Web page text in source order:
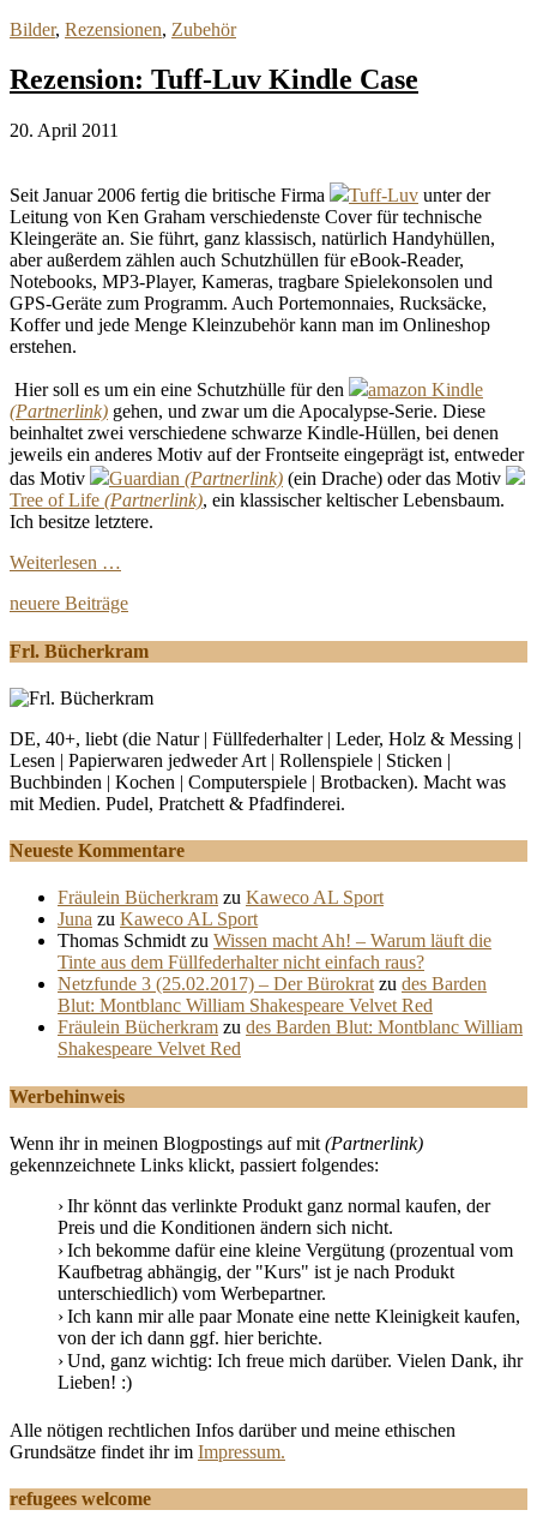
Bilder, Rezensionen, Zubehör
Rezension: Tuff-Luv Kindle Case
20. April 2011
Seit Januar 2006 fertig die britische Firma Tuff-Luv unter der
Leitung von Ken Graham verschiedenste Cover für technische
Kleingeräte an. Sie führt, ganz klassisch, natürlich Handyhüllen,
aber außerdem zählen auch Schutzhüllen für eBook-Reader,
Notebooks, MP3-Player, Kameras, tragbare Spielekonsolen und
GPS-Geräte zum Programm. Auch Portemonnaies, Rucksäcke,
Koffer und jede Menge Kleinzubehör kann man im Onlineshop
erstehen.
Hier soll es um ein eine Schutzhülle für den
amazon Kindle
gehen, und zwar um die Apocalypse-Serie. Diese
beinhaltet zwei verschiedene schwarze Kindle-Hüllen, bei denen
jeweils ein anderes Motiv auf der Frontseite eingeprägt ist, entweder
das Motiv
Guardian
(ein Drache) oder das Motiv
Tree of Life
, ein klassischer keltischer Lebensbaum.
Ich besitze letztere.
Weiterlesen …
neuere Beiträge
Frl. Bücherkram
DE, 40+, liebt (die Natur | Füllfederhalter | Leder, Holz & Messing |
Lesen | Papierwaren jedweder Art | Rollenspiele | Sticken |
Buchbinden | Kochen | Computerspiele | Brotbacken). Macht was
mit Medien. Pudel, Pratchett & Pfadfinderei.
Neueste Kommentare
Fräulein Bücherkram zu Kaweco AL Sport
Juna zu Kaweco AL Sport
Thomas Schmidt zu Wissen macht Ah! – Warum läuft die
Tinte aus dem Füllfederhalter nicht einfach raus?
Netzfunde 3 (25.02.2017) – Der Bürokrat zu des Barden
Blut: Montblanc William Shakespeare Velvet Red
Fräulein Bücherkram zu des Barden Blut: Montblanc William
Shakespeare Velvet Red
Werbehinweis
Wenn ihr in meinen Blogpostings auf mit (Partnerlink)
gekennzeichnete Links klickt, passiert folgendes:
Ihr könnt das verlinkte Produkt ganz normal kaufen, der
Preis und die Konditionen ändern sich nicht.
Ich bekomme dafür eine kleine Vergütung (prozentual vom
Kaufbetrag abhängig, der "Kurs" ist je nach Produkt
unterschiedlich) vom Werbepartner.
Ich kann mir alle paar Monate eine nette Kleinigkeit kaufen,
von der ich dann ggf. hier berichte.
Und, ganz wichtig: Ich freue mich darüber. Vielen Dank, ihr
Lieben! :)
Alle nötigen rechtlichen Infos darüber und meine ethischen
Grundsätze findet ihr im Impressum.
refugees welcome